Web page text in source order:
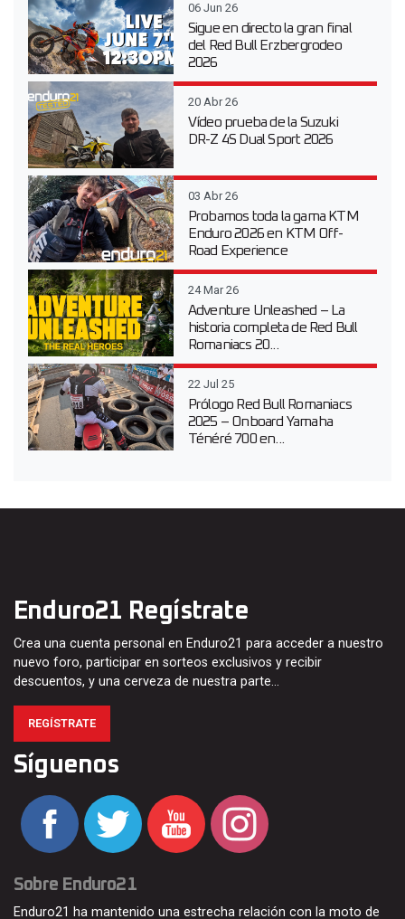
06 Jun 26
Sigue en directo la gran final
del Red Bull Erzbergrodeo
2026
20 Abr 26
Vídeo prueba de la Suzuki
DR-Z 4S Dual Sport 2026
03 Abr 26
Probamos toda la gama KTM
Enduro 2026 en KTM Off-
Road Experience
24 Mar 26
Adventure Unleashed – La
historia completa de Red Bull
Romaniacs 20...
22 Jul 25
Prólogo Red Bull Romaniacs
2025 – Onboard Yamaha
Ténéré 700 en...
Enduro21 Regístrate
Crea una cuenta personal en Enduro21 para acceder a nuestro
nuevo foro, participar en sorteos exclusivos y recibir
descuentos, y una cerveza de nuestra parte…
REGÍSTRATE
Síguenos
Sobre Enduro21
Enduro21 ha mantenido una estrecha relación con la moto de